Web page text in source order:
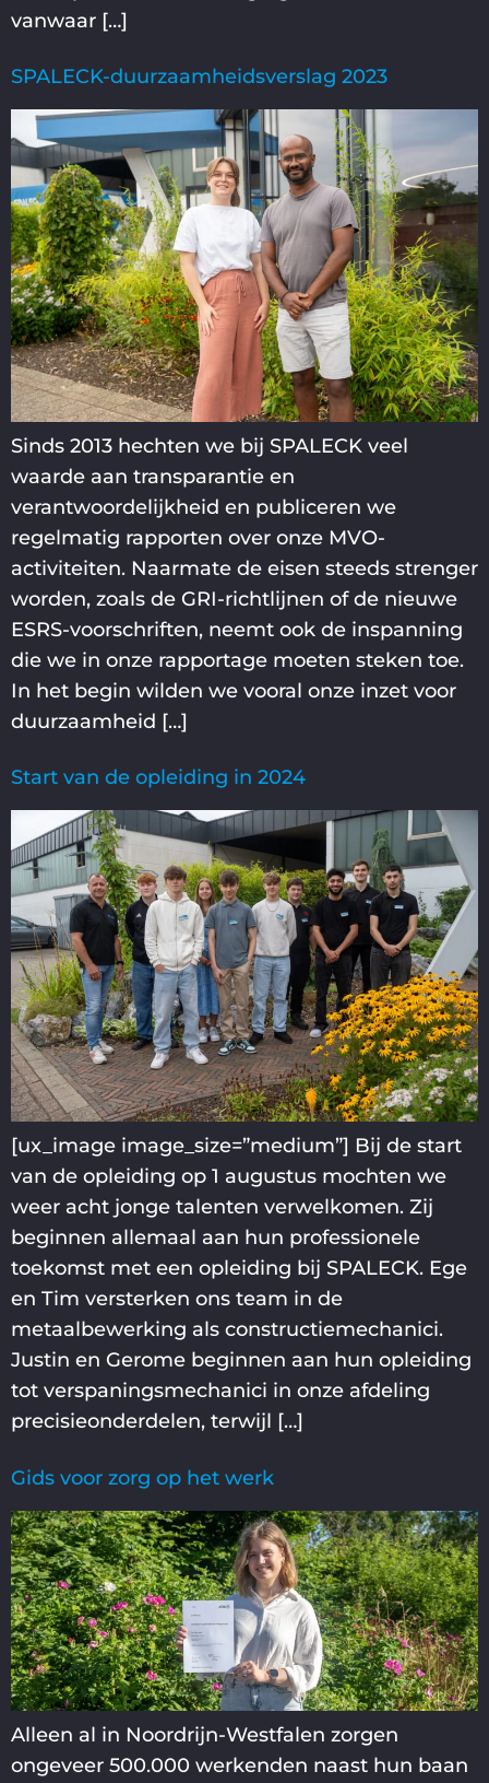
vanwaar […]
SPALECK-duurzaamheidsverslag 2023
Sinds 2013 hechten we bij SPALECK veel
waarde aan transparantie en
verantwoordelijkheid en publiceren we
regelmatig rapporten over onze MVO-
activiteiten. Naarmate de eisen steeds strenger
worden, zoals de GRI-richtlijnen of de nieuwe
ESRS-voorschriften, neemt ook de inspanning
die we in onze rapportage moeten steken toe.
In het begin wilden we vooral onze inzet voor
duurzaamheid […]
Start van de opleiding in 2024
[ux_image image_size=”medium”] Bij de start
van de opleiding op 1 augustus mochten we
weer acht jonge talenten verwelkomen. Zij
beginnen allemaal aan hun professionele
toekomst met een opleiding bij SPALECK. Ege
en Tim versterken ons team in de
metaalbewerking als constructiemechanici.
Justin en Gerome beginnen aan hun opleiding
tot verspaningsmechanici in onze afdeling
precisieonderdelen, terwijl […]
Gids voor zorg op het werk
Alleen al in Noordrijn-Westfalen zorgen
ongeveer 500.000 werkenden naast hun baan